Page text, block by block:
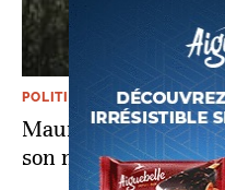
POLITIQUE
Mauritanie:
son modèle